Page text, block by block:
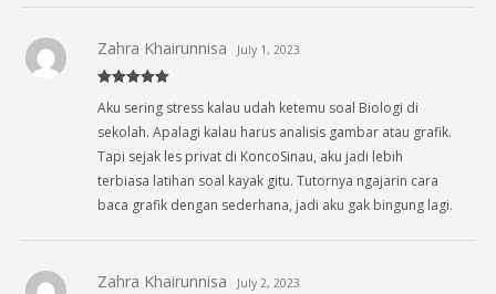
of 5
Zahra Khairunnisa July 1, 2023
Aku sering stress kalau udah ketemu soal Biologi di
sekolah. Apalagi kalau harus analisis gambar atau grafik.
Tapi sejak les privat di KoncoSinau, aku jadi lebih
terbiasa latihan soal kayak gitu. Tutornya ngajarin cara
baca grafik dengan sederhana, jadi aku gak bingung lagi.
Zahra Khairunnisa July 2, 2023